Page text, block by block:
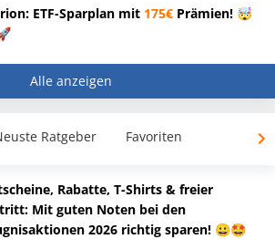
ETF-Sparplan mit 175€ Prämien! 🤯
Alle anzeigen
Ratgeber Favoriten
Rabatte, T-Shirts & freier
Mit guten Noten bei den
2026 richtig sparen! 😀🤩